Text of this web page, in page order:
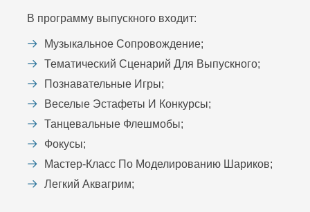
В программу выпускного входит:
Музыкальное Сопровождение;
Тематический Сценарий Для Выпускного;
Познавательные Игры;
Веселые Эстафеты И Конкурсы;
Танцевальные Флешмобы;
Фокусы;
Мастер-Класс По Моделированию Шариков;
Легкий Аквагрим;